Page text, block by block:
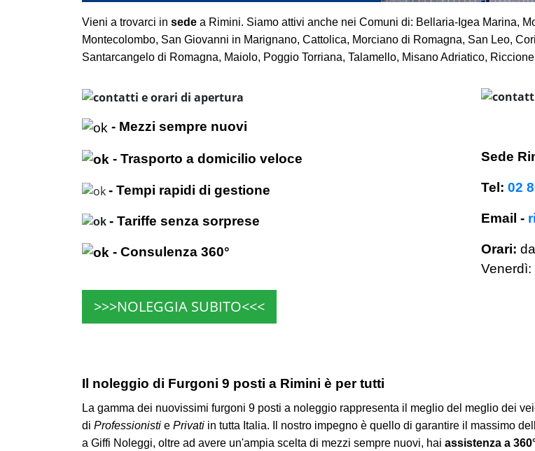
Vieni a trovarci in sede a Rimini. Siamo attivi anche nei Comuni di: Bellaria-Igea Marina,
Montecolombo, San Giovanni in Marignano, Cattolica, Morciano di Romagna, San Leo,
Santarcangelo di Romagna, Maiolo, Poggio Torriana, Talamello, Misano Adriatico,
- Mezzi sempre nuovi
- Trasporto a domicilio veloce
- Tempi rapidi di gestione
- Tariffe senza sorprese
- Consulenza 360°
Sede
Tel: 02
Email -
Orari:
Venerdì:
>>>NOLEGGIA SUBITO<<<
Il noleggio di Furgoni 9 posti a Rimini è per tutti
La gamma dei nuovissimi furgoni 9 posti a noleggio rappresenta il meglio del meglio dei
di Professionisti e Privati in tutta Italia. Il nostro impegno è quello di garantire il massimo
a Giffi Noleggi, oltre ad avere un'ampia scelta di mezzi sempre nuovi, hai assistenza a